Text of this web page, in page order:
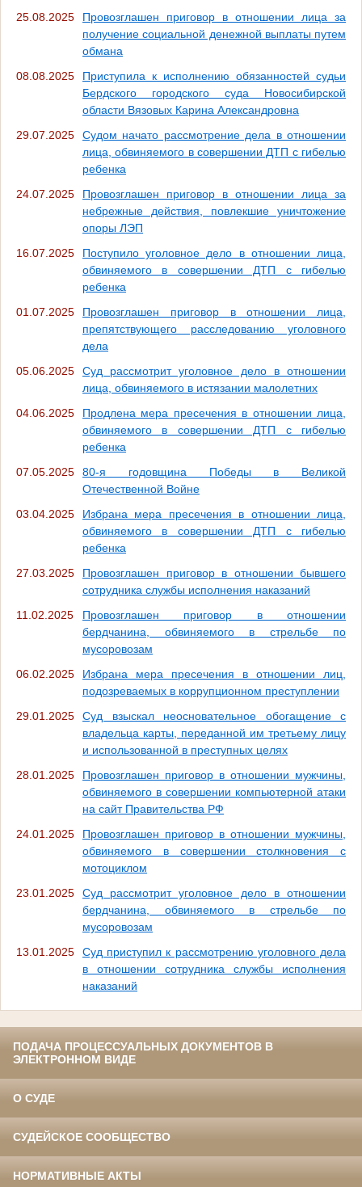
25.08.2025
Провозглашен приговор в отношении лица за
получение социальной денежной выплаты путем
обмана
08.08.2025
Приступила к исполнению обязанностей судьи
Бердского городского суда Новосибирской
области Вязовых Карина Александровна
29.07.2025
Судом начато рассмотрение дела в отношении
лица, обвиняемого в совершении ДТП с гибелью
ребенка
24.07.2025
Провозглашен приговор в отношении лица за
небрежные действия, повлекшие уничтожение
опоры ЛЭП
16.07.2025
Поступило уголовное дело в отношении лица,
обвиняемого в совершении ДТП с гибелью
ребенка
01.07.2025
Провозглашен приговор в отношении лица,
препятствующего расследованию уголовного
дела
05.06.2025
Суд рассмотрит уголовное дело в отношении
лица, обвиняемого в истязании малолетних
04.06.2025
Продлена мера пресечения в отношении лица,
обвиняемого в совершении ДТП с гибелью
ребенка
07.05.2025
80-я годовщина Победы в Великой
Отечественной Войне
03.04.2025
Избрана мера пресечения в отношении лица,
обвиняемого в совершении ДТП с гибелью
ребенка
27.03.2025
Провозглашен приговор в отношении бывшего
сотрудника службы исполнения наказаний
11.02.2025
Провозглашен приговор в отношении
бердчанина, обвиняемого в стрельбе по
мусоровозам
06.02.2025
Избрана мера пресечения в отношении лиц,
подозреваемых в коррупционном преступлении
29.01.2025
Суд взыскал неосновательное обогащение с
владельца карты, переданной им третьему лицу
и использованной в преступных целях
28.01.2025
Провозглашен приговор в отношении мужчины,
обвиняемого в совершении компьютерной атаки
на сайт Правительства РФ
24.01.2025
Провозглашен приговор в отношении мужчины,
обвиняемого в совершении столкновения с
мотоциклом
23.01.2025
Суд рассмотрит уголовное дело в отношении
бердчанина, обвиняемого в стрельбе по
мусоровозам
13.01.2025
Суд приступил к рассмотрению уголовного дела
в отношении сотрудника службы исполнения
наказаний
ПОДАЧА ПРОЦЕССУАЛЬНЫХ ДОКУМЕНТОВ В
ЭЛЕКТРОННОМ ВИДЕ
О СУДЕ
СУДЕЙСКОЕ СООБЩЕСТВО
НОРМАТИВНЫЕ АКТЫ